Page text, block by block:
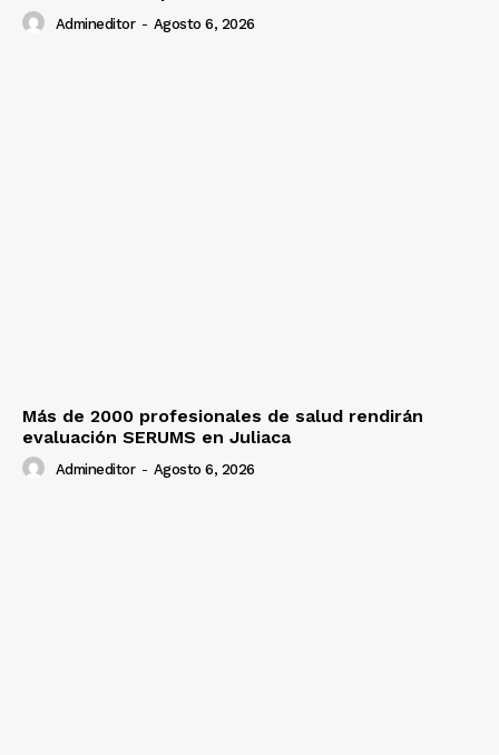
Admineditor - Agosto 6, 2026
Más de 2000 profesionales de salud rendirán
evaluación SERUMS en Juliaca
Admineditor - Agosto 6, 2026